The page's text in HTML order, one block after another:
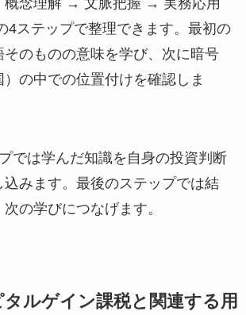
4ステップで整理できます。最初の
そのものの意味を学び、次に暗号
の中での位置付けを確認しま
では学んだ知識を自身の投資判断
みます。最後のステップでは結
の学びにつなげます。
ルゲイン課税と関連する用